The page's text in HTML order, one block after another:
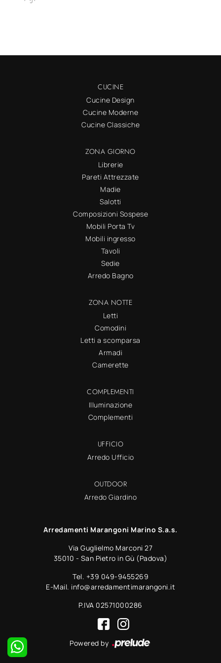
CUCINE
Cucine Design
Cucine Moderne
Cucine Classiche
ZONA GIORNO
Librerie
Pareti Attrezzate
Madie
Salotti
Composizioni Sospese
Mobili Porta Tv
Mobili ingresso
Tavoli
Sedie
Arredo Bagno
ZONA NOTTE
Letti
Comodini
Letti a scomparsa
Armadi
Camerette
COMPLEMENTI
Illuminazione
Complementi
UFFICIO
Arredo Ufficio
OUTDOOR
Arredo Giardino
Arredamenti Marangoni Marino S.a.s.
Via Guglielmo Marconi 27
35010 - San Pietro in Gù (Padova)
Tel. +39 049-9455269
E-Mail. info@arredamentimarangoni.it
P.IVA 02571000286
Powered by